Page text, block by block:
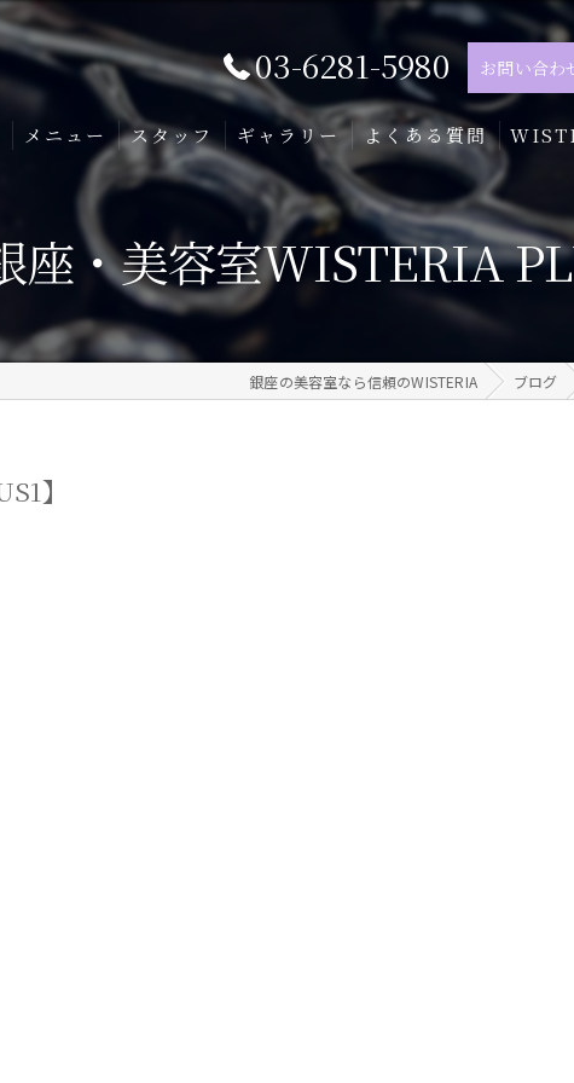
03-6281-5980 お問い合わ
メニュー スタッフ ギャラリー よくある質問
髪質
トリ
メンズ
・美容室WISTERIA
銀座の美容室なら信頼のWISTERIA ブログ
】